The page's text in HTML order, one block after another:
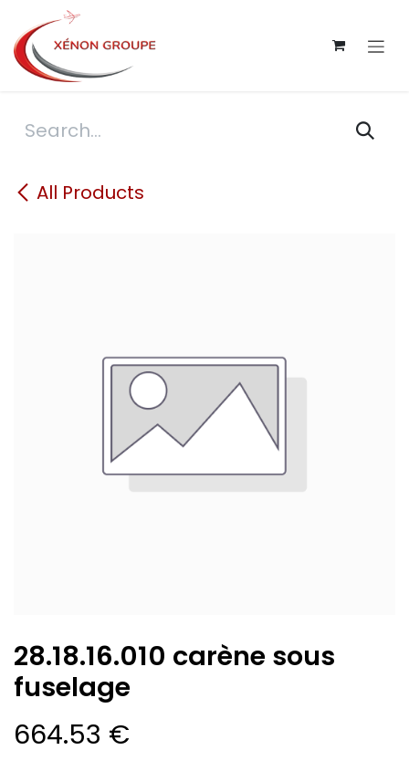
Skip to Content
All Products
28.18.16.010 carène sous
fuselage
664.53 €